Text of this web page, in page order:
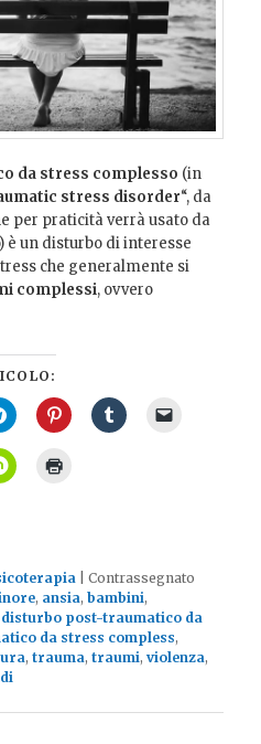
da stress complesso (in
stress disorder“, da
per praticità verrà usato da
è un disturbo di interesse
che generalmente si
complessi, ovvero
|Contrassegnato
, ansia,bambini,
disturbo post-traumatico da
da stress compless,
,trauma,traumi,violenza,